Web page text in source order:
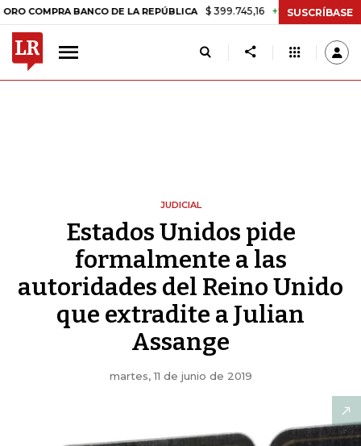
BANCO DE LA REPÚBLICA $ 399.745,16 +$ 2.295,71 +0,58%
SUSCRÍBASE
JUDICIAL
Estados Unidos pide
formalmente a las
autoridades del Reino Unido
que extradite a Julian
Assange
martes, 11 de junio de 2019